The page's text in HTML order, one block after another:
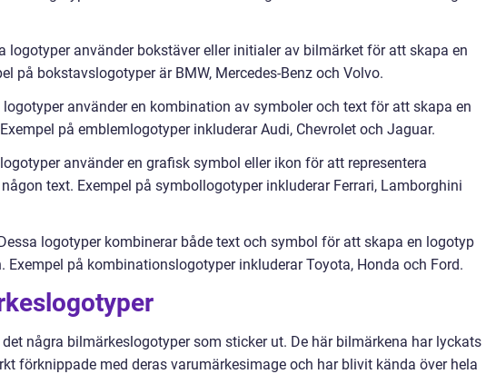
logotyper använder bokstäver eller initialer av bilmärket för att skapa en
på bokstavslogotyper är BMW, Mercedes-Benz och Volvo.
använder en kombination av symboler och text för att skapa en
på emblemlogotyper inkluderar Audi, Chevrolet och Jaguar.
använder en grafisk symbol eller ikon för att representera
text. Exempel på symbollogotyper inkluderar Ferrari, Lamborghini
logotyper kombinerar både text och symbol för att skapa en logotyp
Exempel på kombinationslogotyper inkluderar Toyota, Honda och Ford.
några bilmärkeslogotyper som sticker ut. De här bilmärkena har lyckats
förknippade med deras varumärkesimage och har blivit kända över hela